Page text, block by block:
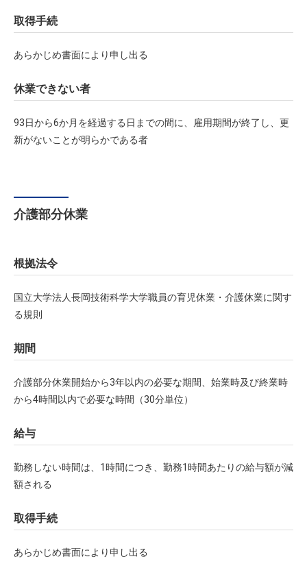
取得手続
あらかじめ書面により申し出る
休業できない者
93日から6か月を経過する日までの間に、雇用期間が終了し、更
新がないことが明らかである者
介護部分休業
根拠法令
国立大学法人長岡技術科学大学職員の育児休業・介護休業に関す
る規則
期間
介護部分休業開始から3年以内の必要な期間、始業時及び終業時
から4時間以内で必要な時間（30分単位）
給与
勤務しない時間は、1時間につき、勤務1時間あたりの給与額が減
額される
取得手続
あらかじめ書面により申し出る